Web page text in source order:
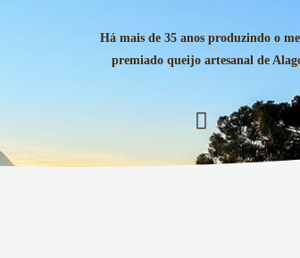
Há mais de 35 anos produzindo o
premiado queijo artesanal de